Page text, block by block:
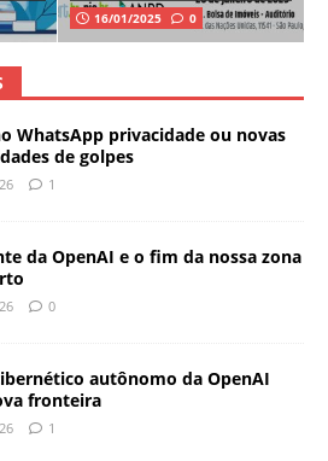
16/01/2025 0
WhatsApp privacidade ou novas
de golpes
1
da OpenAI e o fim da nossa zona
0
autônomo da OpenAI
fronteira
1